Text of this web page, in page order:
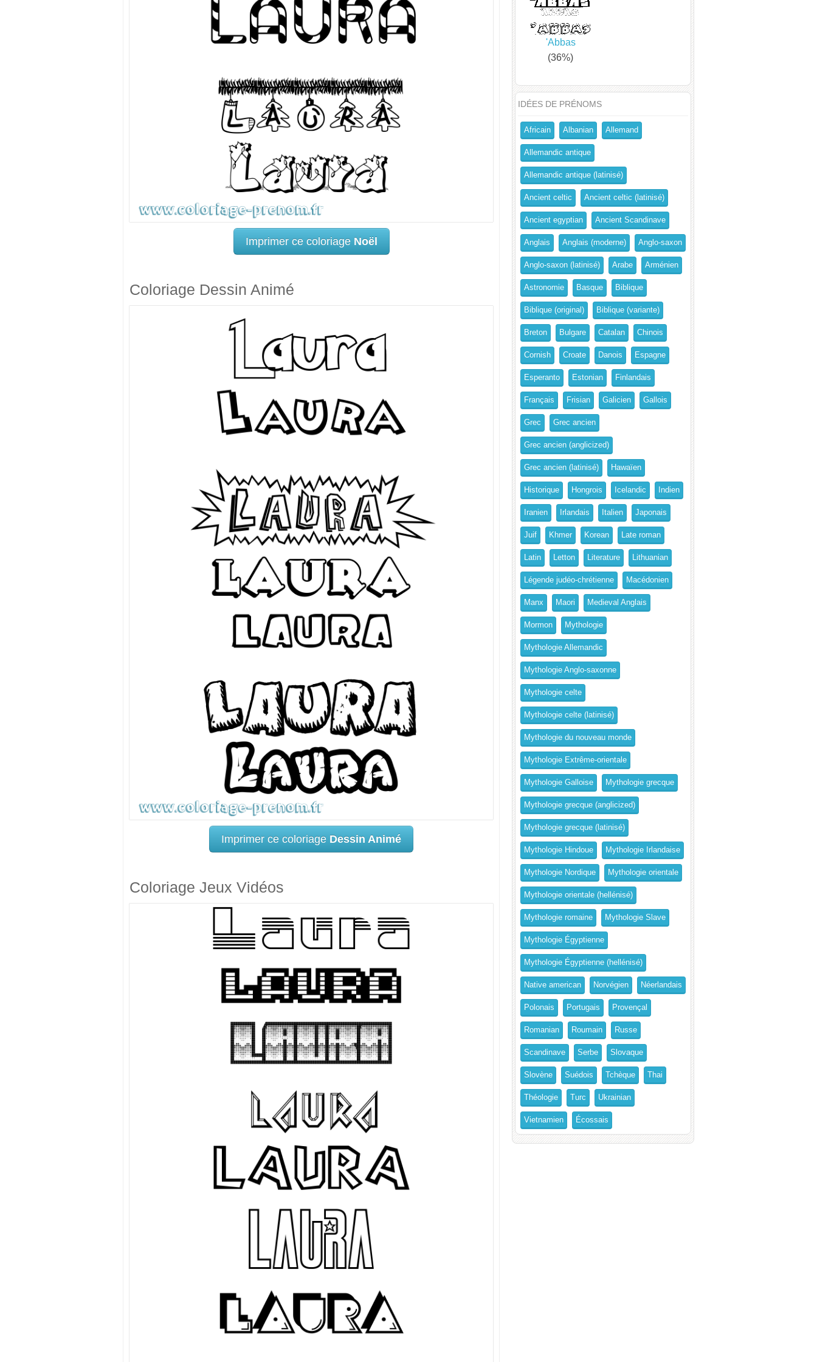
Imprimer ce coloriage Noël
Coloriage Dessin Animé
Imprimer ce coloriage Dessin Animé
Coloriage Jeux Vidéos
'Abbas
(36%)
IDÉES DE PRÉNOMS
Africain Albanian Allemand
Allemandic antique
Allemandic antique (latinisé)
Ancient celtic Ancient celtic (latinisé)
Ancient egyptian Ancient Scandinave
Anglais Anglais (moderne) Anglo-saxon
Anglo-saxon (latinisé) Arabe Arménien
Astronomie Basque Biblique
Biblique (original) Biblique (variante)
Breton Bulgare Catalan Chinois
Cornish Croate Danois Espagne
Esperanto Estonian Finlandais
Français Frisian Galicien Gallois
Grec Grec ancien
Grec ancien (anglicized)
Grec ancien (latinisé) Hawaïen
Historique Hongrois Icelandic Indien
Iranien Irlandais Italien Japonais
Juif Khmer Korean Late roman
Latin Letton Literature Lithuanian
Légende judéo-chrétienne Macédonien
Manx Maori Medieval Anglais
Mormon Mythologie
Mythologie Allemandic
Mythologie Anglo-saxonne
Mythologie celte
Mythologie celte (latinisé)
Mythologie du nouveau monde
Mythologie Extrême-orientale
Mythologie Galloise Mythologie grecque
Mythologie grecque (anglicized)
Mythologie grecque (latinisé)
Mythologie Hindoue Mythologie Irlandaise
Mythologie Nordique Mythologie orientale
Mythologie orientale (hellénisé)
Mythologie romaine Mythologie Slave
Mythologie Égyptienne
Mythologie Égyptienne (hellénisé)
Native american Norvégien Néerlandais
Polonais Portugais Provençal
Romanian Roumain Russe
Scandinave Serbe Slovaque
Slovène Suédois Tchèque Thai
Théologie Turc Ukrainian
Vietnamien Écossais